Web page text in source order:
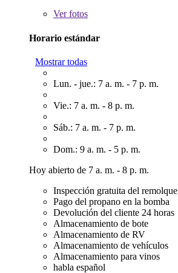
Verfotos
Horario estándar
Mostrar todas
Lun. - jue.: 7 a. m. - 7 p. m.
Vie.: 7 a. m. - 8 p. m.
Sáb.: 7 a. m. - 7 p. m.
Dom.: 9 a. m. - 5 p. m.
Hoy abierto de 7 a. m. - 8 p. m.
Inspección gratuita del remolque
Pago del propano en la bomba
Devolución del cliente 24 horas
Almacenamiento de bote
Almacenamiento de RV
Almacenamiento de vehículos
Almacenamiento para vinos
habla español